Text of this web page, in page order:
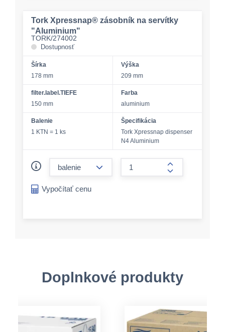
Tork Xpressnap® zásobník na servítky
"Aluminium"
TORK/274002
Dostupnosť
Šírka
178 mm
Výška
209 mm
filter.label.TIEFE
150 mm
Farba
aluminium
Balenie
1 KTN = 1 ks
Špecifikácia
Tork Xpressnap dispenser
N4 Aluminium
form.increase-
Vypočítať cenu
Doplnkové produkty